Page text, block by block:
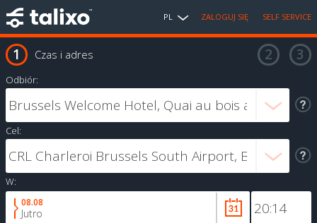
PL ZALOGUJ SIĘ SELF SERVICE
Czas i adres
Odbiór:
Cel:
W:
08.08
Jutro